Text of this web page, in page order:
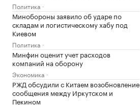
Политика
Минобороны заявило об ударе по
складам и логистическому хабу под
Киевом
Политика
Минфин оценит учет расходов
компаний на оборону
Экономика
РЖД обсудили с Китаем возобновление
сообщения между Иркутском и
Пекином